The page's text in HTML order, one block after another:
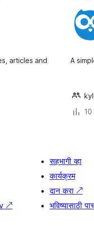
articles and
A
10
↗
सहभागी व्हा
कार्यक्रम
दान करा ↗
भविष्यासाठी